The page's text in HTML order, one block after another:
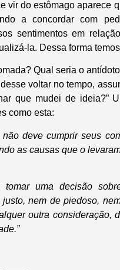
vir do estômago aparece
a concordar com
sentimentos em
la. Dessa forma
Qual seria o
voltar no tempo,
que mudei de ideia?”
como esta:
deve cumprir seus
as causas que o
tomar uma decisão
nem de piedoso,
outra